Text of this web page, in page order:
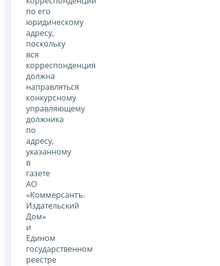
по его
юридическому
адресу,
поскольку
вся
корреспонденция
должна
направляться
конкурсному
управляющему
должника
по
адресу,
указанному
в
газете
АО
«Коммерсантъ.
Издательский
Дом»
и
Едином
государственном
реестре